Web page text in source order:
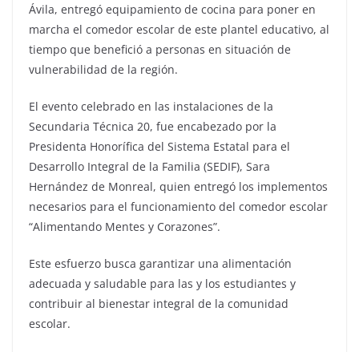
Ávila, entregó equipamiento de cocina para poner en
marcha el comedor escolar de este plantel educativo, al
tiempo que benefició a personas en situación de
vulnerabilidad de la región.
El evento celebrado en las instalaciones de la
Secundaria Técnica 20, fue encabezado por la
Presidenta Honorífica del Sistema Estatal para el
Desarrollo Integral de la Familia (SEDIF), Sara
Hernández de Monreal, quien entregó los implementos
necesarios para el funcionamiento del comedor escolar
“Alimentando Mentes y Corazones”.
Este esfuerzo busca garantizar una alimentación
adecuada y saludable para las y los estudiantes y
contribuir al bienestar integral de la comunidad
escolar.